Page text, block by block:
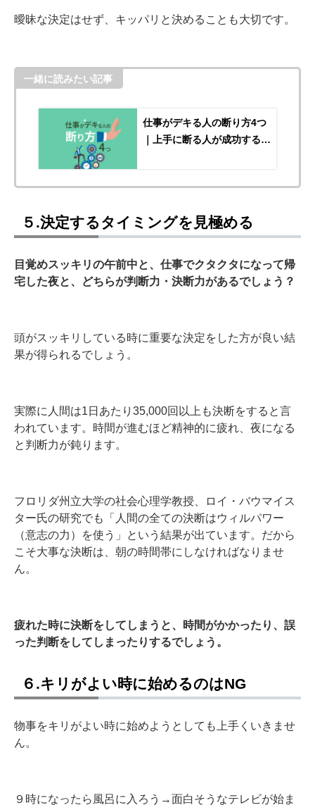
曖昧な決定はせず、キッパリと決めることも大切です。
一緒に読みたい記事
仕事がデキる人の断り方4つ
｜上手に断る人が成功する理
５.決定するタイミングを見極める
目覚めスッキリの午前中と、仕事でクタクタになって帰
宅した夜と、どちらが判断力・決断力があるでしょう？
頭がスッキリしている時に重要な決定をした方が良い結
果が得られるでしょう。
実際に人間は1日あたり35,000回以上も決断をすると言
われています。時間が進むほど精神的に疲れ、夜になる
と判断力が鈍ります。
フロリダ州立大学の社会心理学教授、ロイ・バウマイス
ター氏の研究でも「人間の全ての決断はウィルパワー
（意志の力）を使う」という結果が出ています。だから
こそ大事な決断は、朝の時間帯にしなければなりませ
ん。
疲れた時に決断をしてしまうと、時間がかかったり、誤
った判断をしてしまったりするでしょう。
６.キリがよい時に始めるのはNG
物事をキリがよい時に始めようとしても上手くいきませ
ん。
９時になったら風呂に入ろう→面白そうなテレビが始ま